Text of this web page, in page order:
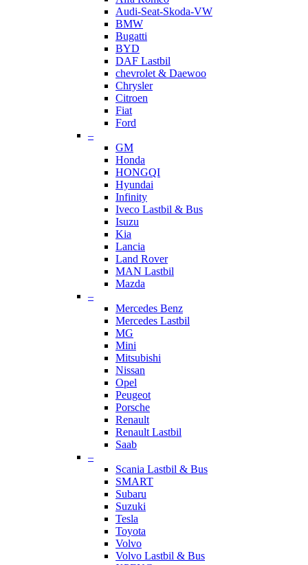
Audi-Seat-Skoda-VW
BMW
Bugatti
BYD
DAF Lastbil
chevrolet & Daewoo
Chrysler
Citroen
Fiat
Ford
–
GM
Honda
HONGQI
Hyundai
Infinity
Iveco Lastbil & Bus
Isuzu
Kia
Lancia
Land Rover
MAN Lastbil
Mazda
–
Mercedes Benz
Mercedes Lastbil
MG
Mini
Mitsubishi
Nissan
Opel
Peugeot
Porsche
Renault
Renault Lastbil
Saab
–
Scania Lastbil & Bus
SMART
Subaru
Suzuki
Tesla
Toyota
Volvo
Volvo Lastbil & Bus